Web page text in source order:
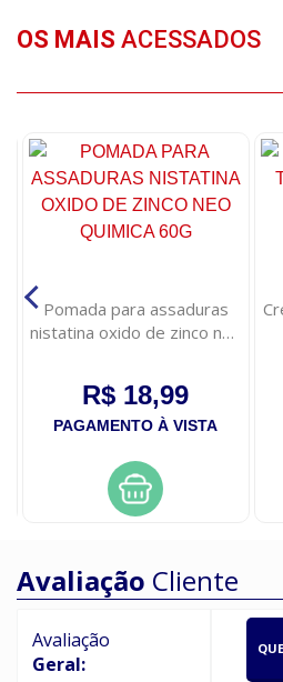
OS MAIS ACESSADOS
Pomada para assaduras
nistatina oxido de zinco neo
R$ 18,99
PAGAMENTO À VISTA
Avaliação Cliente
Avaliação
Geral: